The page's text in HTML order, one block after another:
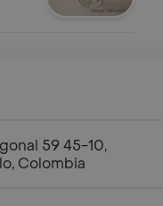
59 45-10,
Colombia